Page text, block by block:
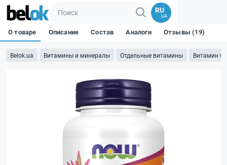
RU
UA
Belok.ua Витамины и минералы Отдельные витамины Витамин C
О товаре Описание Состав Аналоги Отзывы (19)